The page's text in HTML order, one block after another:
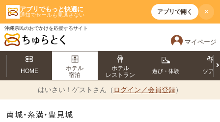
アプリでもっと快適に
通知でセールも見逃さない アプリで開く ×
沖縄県民のおでかけを応援するサイト
マイページ
HOME
ホテル
宿泊
ホテル
レストラン
遊び・体験 ツアー
はいさい！ ゲストさん（ ログイン／会員登録）
南城・糸満・豊見城